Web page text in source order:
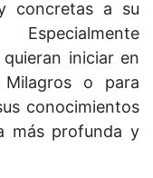
concretas a su
iniciar en
o para
conocimientos
más profunda y